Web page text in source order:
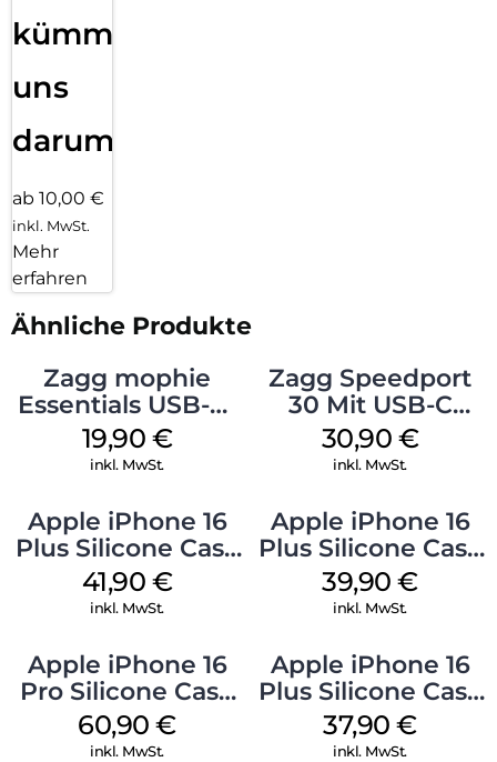
kümmern
uns
darum!
ab 10,00 €
inkl. MwSt.
Mehr
erfahren
Ähnliche Produkte
Zagg mophie
Essentials USB-C-
20W Charger PD
Weiß
19,90 €
inkl. MwSt.
Zagg Speedport
30 Mit USB-C
Kabel Weiß
30,90 €
inkl. MwSt.
Apple iPhone 16
Plus Silicone Case
MagSafe Stone
Gray
41,90 €
inkl. MwSt.
Apple iPhone 16
Plus Silicone Case
MagSafe Plum
39,90€
inkl. MwSt.
Apple iPhone 16
Pro Silicone Case
MagSafe Stone
Gray
60,90€
inkl. MwSt.
Apple iPhone 16
Plus Silicone Case
MagSafe Lake
Green
37,90€
inkl. MwSt.